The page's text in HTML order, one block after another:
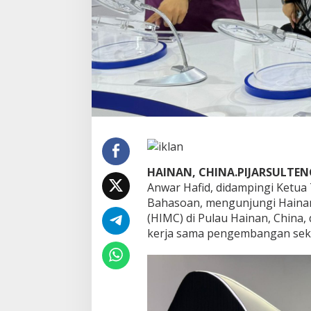
s
a
t
n
a
r
a
s
i
P
HAINAN,
Anwar Hafid, didampingi
Bahasoan, mengunjungi
(HIMC) di Pulau Hainan,
kerja sama pengembangan